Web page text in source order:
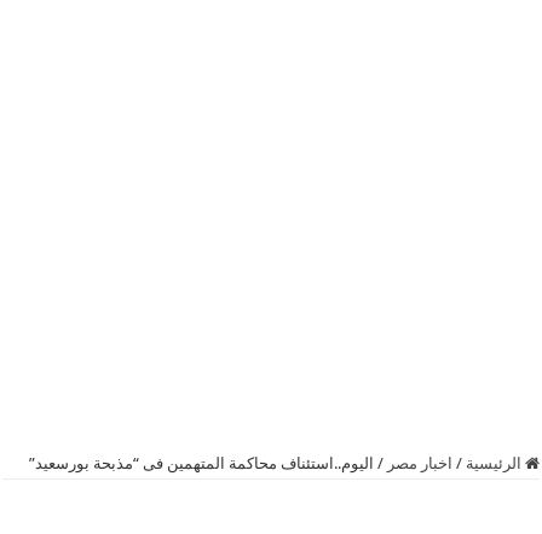
الرئيسية / اخبار مصر / اليوم..استئناف محاكمة المتهمين فى “مذبحة بورسعيد”